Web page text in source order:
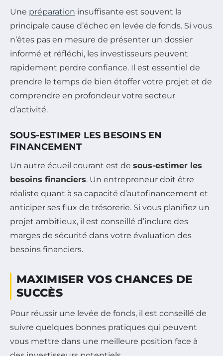
Une préparation insuffisante est souvent la
principale cause d’échec en levée de fonds. Si vous
n’êtes pas en mesure de présenter un dossier
informé et réfléchi, les investisseurs peuvent
rapidement perdre confiance. Il est essentiel de
prendre le temps de bien étoffer votre projet et de
comprendre en profondeur votre secteur
d’activité.
SOUS-ESTIMER LES BESOINS EN
FINANCEMENT
Un autre écueil courant est de sous-estimer les
besoins financiers. Un entrepreneur doit être
réaliste quant à sa capacité d’autofinancement et
anticiper ses flux de trésorerie. Si vous planifiez un
projet ambitieux, il est conseillé d’inclure des
marges de sécurité dans votre évaluation des
besoins financiers.
MAXIMISER VOS CHANCES DE
SUCCÈS
Pour réussir une levée de fonds, il est conseillé de
suivre quelques bonnes pratiques qui peuvent
vous mettre dans une meilleure position face à